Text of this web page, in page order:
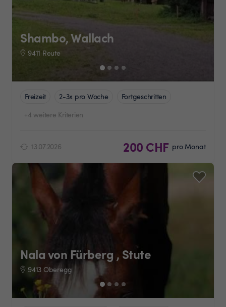
Shambo, Wallach
9411 Reute
Freizeit 2-3x pro Woche
Fortgeschritten
+4 weitere Kriterien
13.07.2026 200 CHF pro Monat
Nala von Fürberg , Stute
9413 Oberegg